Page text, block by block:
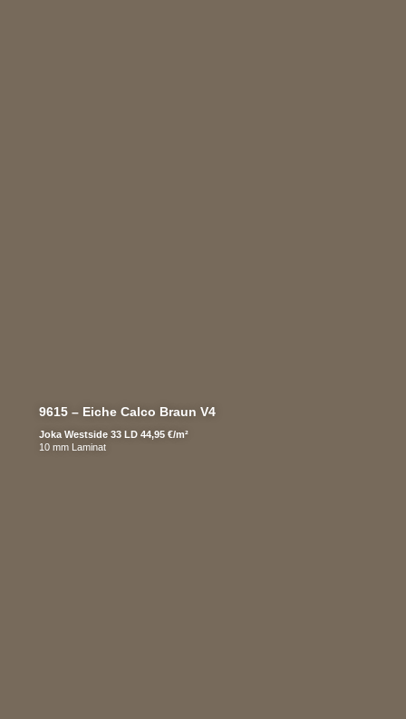
9615 – Eiche Calco Braun V4
Joka Westside 33 LD 44,95 €/m²
10 mm Laminat